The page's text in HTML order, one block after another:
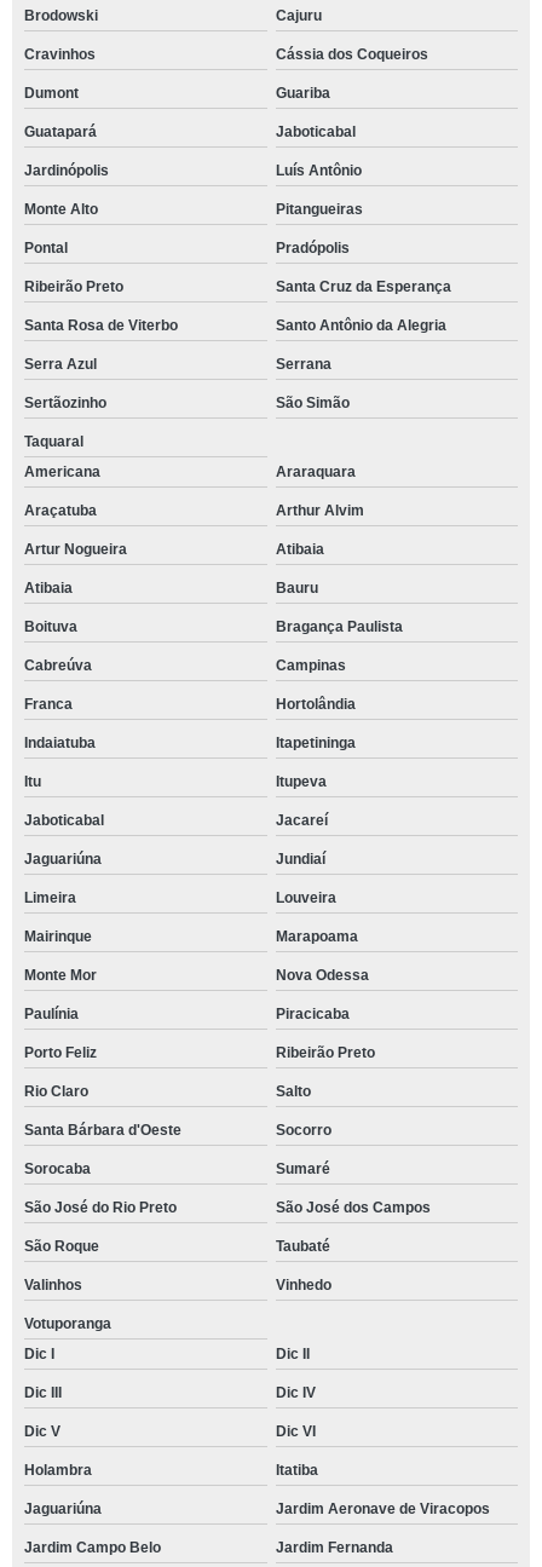
Brodowski Cajuru
Cravinhos Cássia dos Coqueiros
Dumont Guariba
Guatapará Jaboticabal
Jardinópolis Luís Antônio
Monte Alto Pitangueiras
Pontal Pradópolis
Ribeirão Preto Santa Cruz da Esperança
Santa Rosa de Viterbo Santo Antônio da Alegria
Serra Azul Serrana
Sertãozinho São Simão
Taquaral
Americana
Araraquara
Araçatuba Arthur Alvim
Artur Nogueira Atibaia
Atibaia Bauru
Boituva Bragança Paulista
Cabreúva Campinas
Franca Hortolândia
Indaiatuba Itapetininga
Itu Itupeva
Jaboticabal Jacareí
Jaguariúna Jundiaí
Limeira Louveira
Mairinque Marapoama
Monte Mor Nova Odessa
Paulínia Piracicaba
Porto Feliz Ribeirão Preto
Rio Claro Salto
Santa Bárbara d'Oeste Socorro
Sorocaba Sumaré
São José do Rio Preto São José dos Campos
São Roque Taubaté
Valinhos Vinhedo
Votuporanga
Dic I
Dic II
Dic III Dic IV
Dic V Dic VI
Holambra Itatiba
Jaguariúna Jardim Aeronave de Viracopos
Jardim Campo Belo Jardim Fernanda